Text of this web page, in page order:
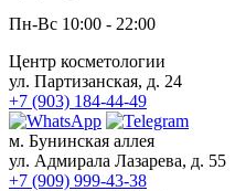
Пн-Вс 10:00 - 22:00
Центр косметологии
ул. Партизанская, д. 24
+7 (903) 184-44-49
м. Бунинская аллея
ул. Адмирала Лазарева, д. 55
+7 (909) 999-43-38